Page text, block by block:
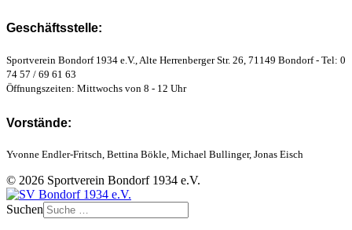
Geschäftsstelle:
Sportverein Bondorf 1934 e.V., Alte Herrenberger Str. 26, 71149 Bondorf - Tel: 0
74 57 / 69 61 63
Öffnungszeiten: Mittwochs von 8 - 12 Uhr
Vorstände:
Yvonne Endler-Fritsch, Bettina Bökle, Michael Bullinger, Jonas Eisch
© 2026 Sportverein Bondorf 1934 e.V.
Suchen